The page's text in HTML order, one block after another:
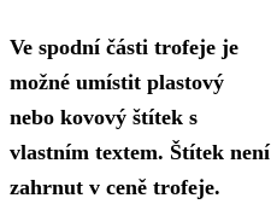
Ve spodní části trofeje je
možné umístit plastový
nebo kovový štítek s
vlastním textem. Štítek není
zahrnut v ceně trofeje.